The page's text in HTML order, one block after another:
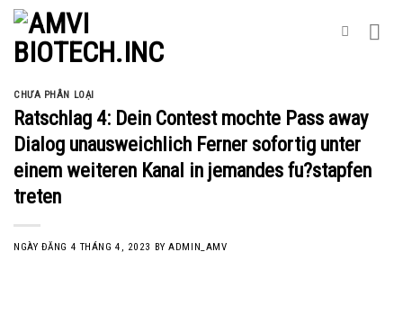
Skip
content
CHƯA PHÂN LOẠI
Ratschlag 4: Dein Contest mochte Pass away
Dialog unausweichlich Ferner sofortig unter
einem weiteren Kanal in jemandes fu?stapfen
treten
NGÀY ĐĂNG 4 THÁNG 4, 2023 BYADMIN_AMV